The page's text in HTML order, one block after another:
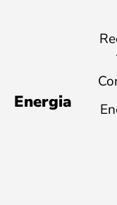
Energia